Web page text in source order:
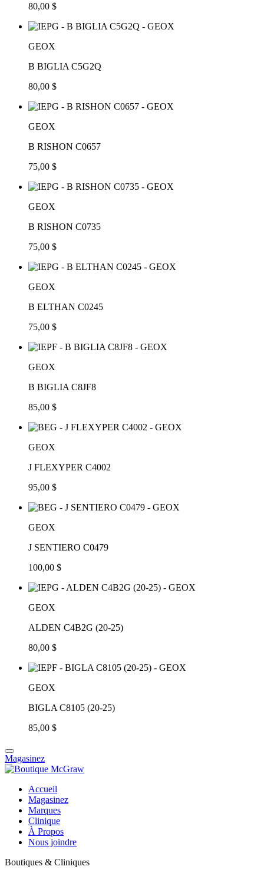
80,00 $
GEOX
B BIGLIA C5G2Q
80,00 $
GEOX
B RISHON C0657
75,00 $
GEOX
B RISHON C0735
75,00 $
GEOX
B ELTHAN C0245
75,00 $
GEOX
B BIGLIA C8JF8
85,00 $
GEOX
J FLEXYPER C4002
95,00 $
GEOX
J SENTIERO C0479
100,00 $
GEOX
ALDEN C4B2G (20-25)
80,00 $
GEOX
BIGLA C8105 (20-25)
85,00 $
Magasinez
Accueil
Magasinez
Marques
Clinique
À Propos
Nous joindre
Boutiques & Cliniques